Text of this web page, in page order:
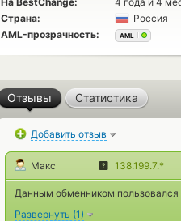
Страна:
Россия
AML-прозрачность:
AML
Отзывы Статистика
Добавить отзыв
Макс 138.199.7.*
Данным обменником пользовался
Развернуть (1)